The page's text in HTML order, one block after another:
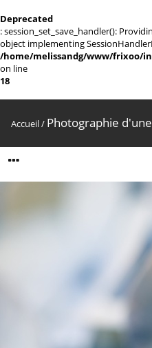
Deprecated
: session_set_save_handler():
object implementing
/home/melissandg/www/frixoo/
on line
18
Accueil/ Photographie